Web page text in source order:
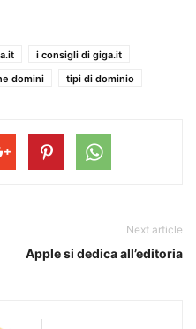
i consigli di giga.it
domini tipi di dominio
Next article
Apple si dedica all’editoria